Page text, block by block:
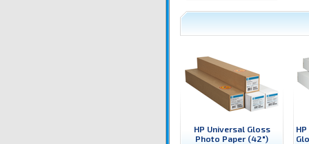
HP Universal Gloss
Photo Paper (42")